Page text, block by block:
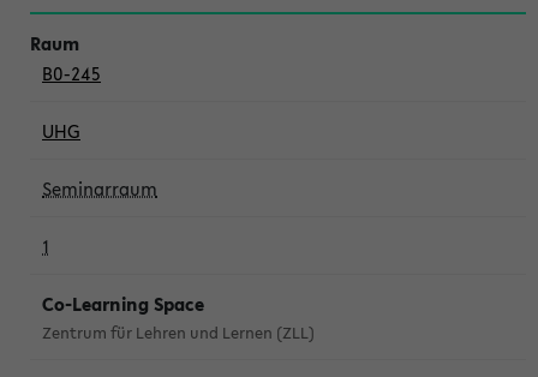
B0-245
UHG
Seminarraum
1
Co-Learning Space
Zentrum für Lehren und Lernen (ZLL)